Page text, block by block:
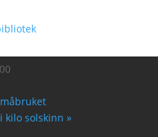
kilo solskinn »